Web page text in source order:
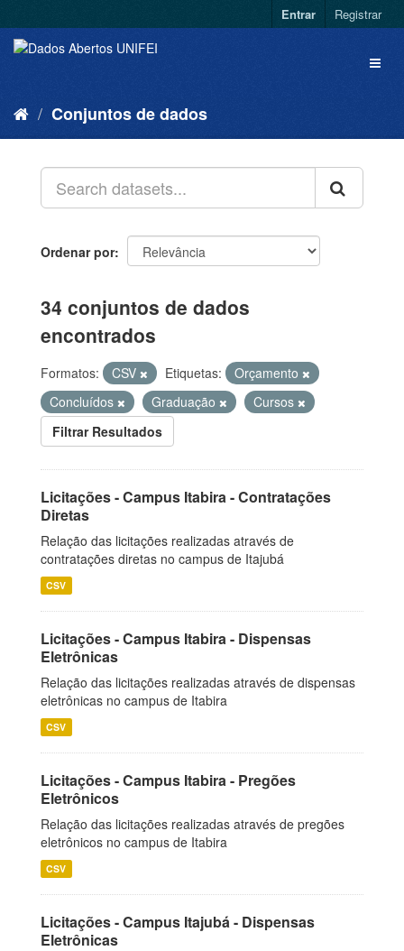
Entrar Registrar
Conjuntos de dados
Ordenar por
34 conjuntos de dados
encontrados
Formatos: CSV Etiquetas:
Orçamento
Concluídos
Graduação
Cursos
Filtrar Resultados
Licitações - Campus Itabira - Contratações
Diretas
Relação das licitações realizadas através de
contratações diretas no campus de Itajubá
CSV
Licitações - Campus Itabira - Dispensas
Eletrônicas
Relação das licitações realizadas através de dispensas
eletrônicas no campus de Itabira
CSV
Licitações - Campus Itabira - Pregões
Eletrônicos
Relação das licitações realizadas através de pregões
eletrônicos no campus de Itabira
CSV
Licitações - Campus Itajubá - Dispensas
Eletrônicas